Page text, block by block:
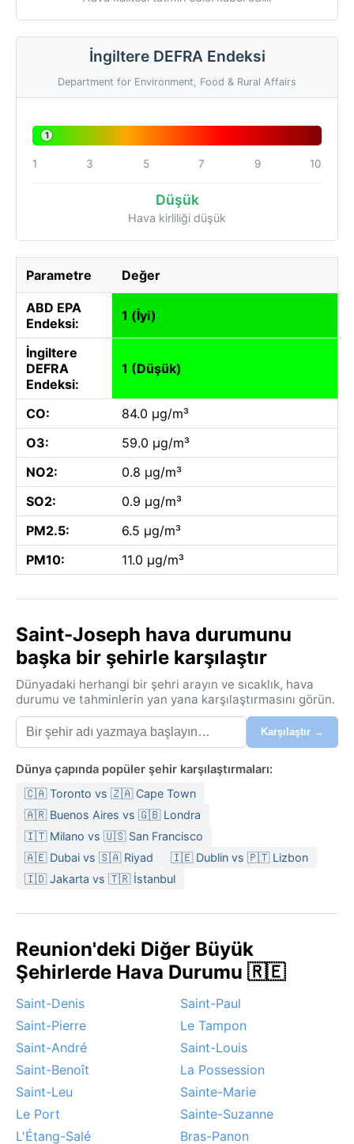
İngiltere DEFRA Endeksi
Department for Environment, Food & Rural Affairs
1
1 3 5 7 9 10
Düşük
Hava kirliliği düşük
Parametre Değer
ABD EPA
Endeksi:
1 (İyi)
İngiltere
DEFRA
Endeksi:
1 (Düşük)
CO:
84.0 µg/m³
O3:
59.0 µg/m³
NO2:
0.8 µg/m³
SO2:
0.9 µg/m³
PM2.5:
6.5 µg/m³
PM10:
11.0 µg/m³
Saint-Joseph hava durumunu
başka bir şehirle karşılaştır
Dünyadaki herhangi bir şehri arayın ve sıcaklık, hava
durumu ve tahminlerin yan yana karşılaştırmasını görün.
Karşılaştır →
Dünya çapında popüler şehir karşılaştırmaları:
🇨🇦 Toronto vs 🇿🇦 Cape Town
🇦🇷 Buenos Aires vs 🇬🇧 Londra
🇮🇹 Milano vs 🇺🇸 San Francisco
🇦🇪 Dubai vs 🇸🇦 Riyad
🇮🇪 Dublin vs 🇵🇹 Lizbon
🇮🇩 Jakarta vs 🇹🇷 İstanbul
Reunion'deki Diğer Büyük
Şehirlerde Hava Durumu 🇷🇪
Saint-Denis
Saint-Paul
Saint-Pierre
Le Tampon
Saint-André
Saint-Louis
Saint-Benoît
La Possession
Saint-Leu
Sainte-Marie
Le Port
Sainte-Suzanne
L'Étang-Salé
Bras-Panon